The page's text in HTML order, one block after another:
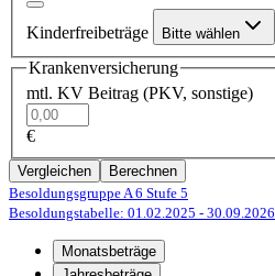
Kinderfreibeträge Bitte wählen
Krankenversicherung
mtl. KV Beitrag (PKV, sonstige)
€
Vergleichen
Berechnen
Besoldungsgruppe A 6 Stufe 5
Besoldungstabelle: 01.02.2025 - 30.09.2026
Monatsbeträge